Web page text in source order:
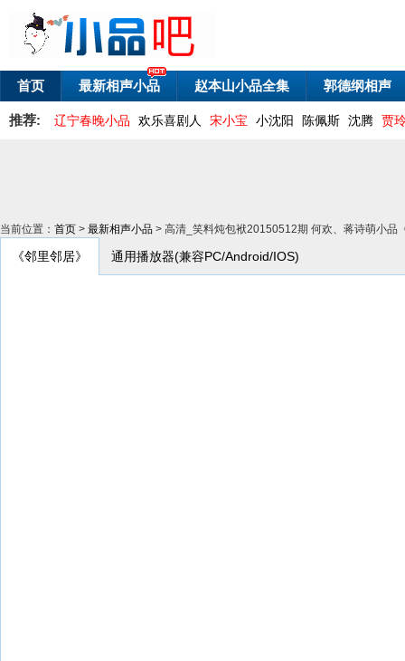
首页 最新相声小品 赵本山小品全集 郭德纲相声
推荐: 辽宁春晚小品 欢乐喜剧人 宋小宝 小沈阳 陈佩斯 沈腾 贾
当前位置： 首页 > 最新相声小品 > 高清_笑料炖包袱20150512期 何欢、蒋诗萌小品
《邻里邻居》 通用播放器(兼容PC/Android/IOS)